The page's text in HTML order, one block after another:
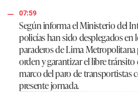
07:59
Según informa elMinisterio del
policías han sido desplegados en
paraderos de Lima Metropolitana
orden y garantizar el libre tránsito
marco del paro de transportistas
presente jornada.